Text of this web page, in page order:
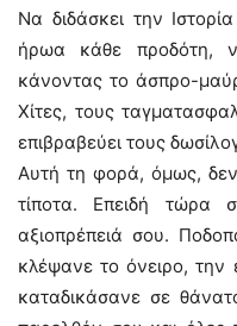
Να διδάσκει την
ήρωα κάθε προδότη,
κάνοντας το άσπρο-
Χίτες, τους
επιβραβεύει τους
Αυτή τη φορά, όμως, δεν
τίποτα. Επειδή τώρα
αξιοπρέπειά σου.
κλέψανε το όνειρο, την
καταδικάσανε σε